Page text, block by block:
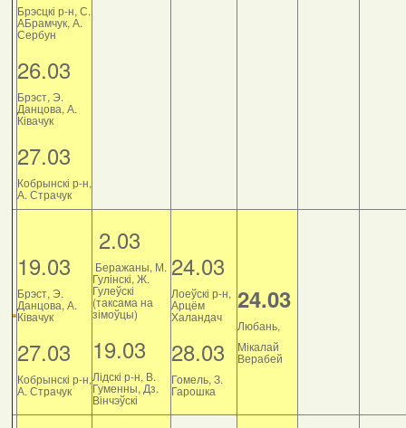
Брэсцкі р-н, С.
АБрамчук, А.
Сербун
26.03
Брэст, Э.
Данцова, А.
Ківачук
27.03
Кобрынскі р-н,
А. Страчук
19.03
Брэст, Э.
Данцова, А.
Ківачук
27.03
Кобрынскі р-н,
А. Страчук
2.03
Беражаны, М.
Гулінскі, Ж.
Гулеўскі
(таксама на
зімоўцы)
19.03
Лідскі р-н, В.
Гуменны, Дз.
Вінчэўскі
24.03
Лоеўскі р-н,
Арцём
Халандач
28.03
Гомель, З.
Гарошка
24.03
Любань,
Мікалай
Верабей